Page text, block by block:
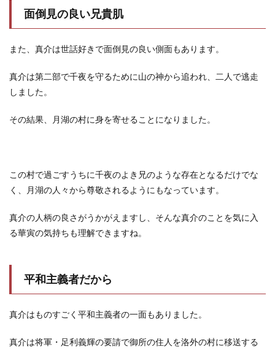
面倒見の良い兄貴肌
また、真介は世話好きで面倒見の良い側面もあります。
真介は第二部で千夜を守るために山の神から追われ、二人で逃走
しました。
その結果、月湖の村に身を寄せることになりました。
この村で過ごすうちに千夜のよき兄のような存在となるだけでな
く、月湖の人々から尊敬されるようにもなっています。
真介の人柄の良さがうかがえますし、そんな真介のことを気に入
る華寅の気持ちも理解できますね。
平和主義者だから
真介はものすごく平和主義者の一面もありました。
真介は将軍・足利義輝の要請で御所の住人を洛外の村に移送する